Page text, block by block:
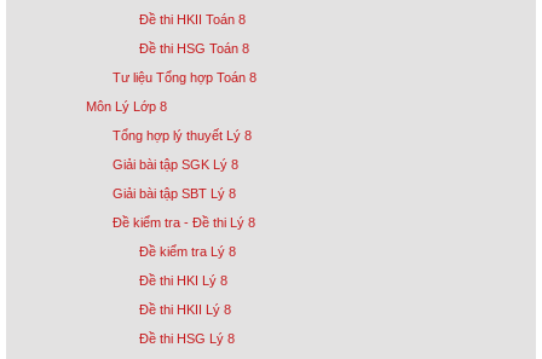
Đề thi HKII Toán 8
Đề thi HSG Toán 8
Tư liệu Tổng hợp Toán 8
Môn Lý Lớp 8
Tổng hợp lý thuyết Lý 8
Giải bài tập SGK Lý 8
Giải bài tập SBT Lý 8
Đề kiểm tra - Đề thi Lý 8
Đề kiểm tra Lý 8
Đề thi HKI Lý 8
Đề thi HKII Lý 8
Đề thi HSG Lý 8